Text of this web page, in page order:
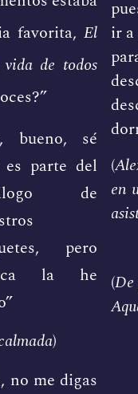
favorita, El
de todos
bueno, sé
es parte del
de
pero
la he
)
no me digas
ir
(
en
(